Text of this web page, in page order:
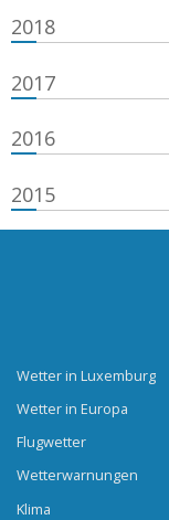
2018
2017
2016
2015
Wetter in Luxemburg
Wetter in Europa
Flugwetter
Wetterwarnungen
Klima